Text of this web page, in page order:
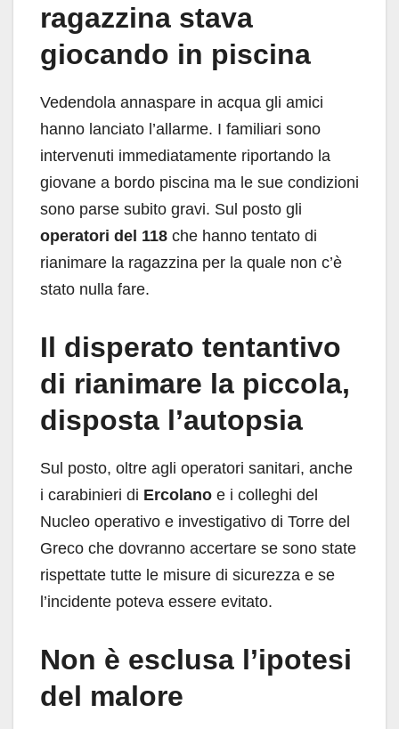
ragazzina stava
giocando in piscina
Vedendola annaspare in acqua gli amici
hanno lanciato l’allarme. I familiari sono
intervenuti immediatamente riportando la
giovane a bordo piscina ma le sue condizioni
sono parse subito gravi. Sul posto gli
operatori del 118 che hanno tentato di
rianimare la ragazzina per la quale non c’è
stato nulla fare.
Il disperato tentantivo
di rianimare la piccola,
disposta l’autopsia
Sul posto, oltre agli operatori sanitari, anche
i carabinieri di Ercolano e i colleghi del
Nucleo operativo e investigativo di Torre del
Greco che dovranno accertare se sono state
rispettate tutte le misure di sicurezza e se
l’incidente poteva essere evitato.
Non è esclusa l’ipotesi
del malore